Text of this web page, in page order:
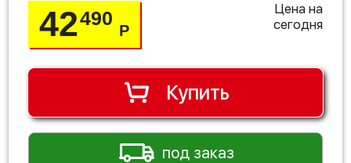
42490
Р
Цена на
сегодня
Купить
под заказ